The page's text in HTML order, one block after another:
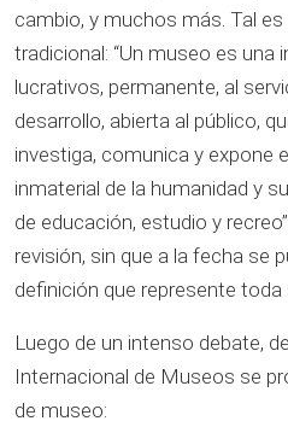
cambio, y muchos más. Tal es
tradicional: “Un museo es una
lucrativos, permanente, al
desarrollo, abierta al público,
investiga, comunica y expone
inmaterial de la humanidad y
de educación, estudio y
revisión, sin que a la fecha se
definición que represente toda
Luego de un intenso debate,
Internacional de Museos se
de museo: